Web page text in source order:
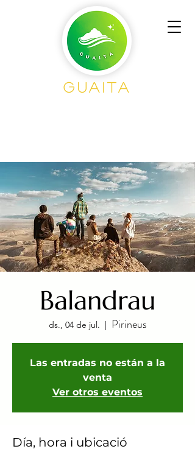
Guaita
Balandrau
ds., 04 de jul.
  |
Pirineus
Las entradas no están a la
venta
Ver otros eventos
Día, hora i ubicació